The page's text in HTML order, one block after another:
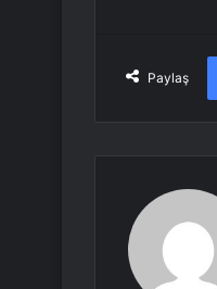
Paylaş